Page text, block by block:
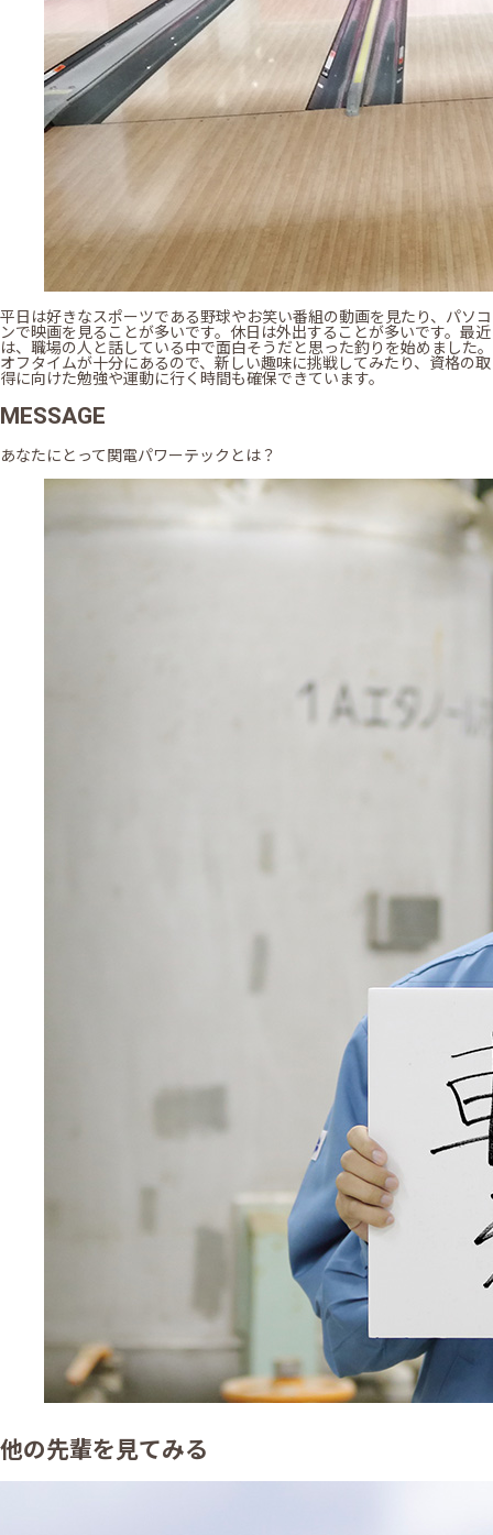
平日は好きなスポーツである野球やお笑い番組の動画を見たり、パソコ
ンで映画を見ることが多いです。休日は外出することが多いです。最近
は、職場の人と話している中で面白そうだと思った釣りを始めました。
オフタイムが十分にあるので、新しい趣味に挑戦してみたり、資格の取
得に向けた勉強や運動に行く時間も確保できています。
MESSAGE
あなたにとって関電パワーテックとは？
他の先輩を見てみる